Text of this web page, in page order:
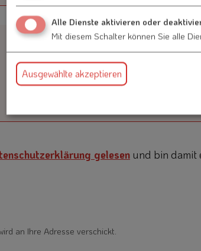
gelesen und bin damit
an Ihre Adresse verschickt.
Alle Dienste aktivieren oder
Mit diesem Schalter können Sie alle
Ausgewählte akzeptieren